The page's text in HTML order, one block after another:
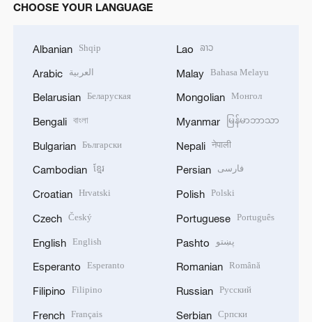
CHOOSE YOUR LANGUAGE
Albanian Shqip
Arabic العربية
Belarusian Беларуская
Bengali বাংলা
Bulgarian Български
Cambodian ខ្មែរ
Croatian Hrvatski
Czech Český
English English
Esperanto Esperanto
Filipino Filipino
French Français
Lao ລາວ
Malay Bahasa Melayu
Mongolian Монгол
Myanmar မြန်မာဘာသာ
Nepali नेपाली
Persian فارسی
Polish Polski
Portuguese Português
Pashto پښتو
Romanian Română
Russian Русский
Serbian Српски